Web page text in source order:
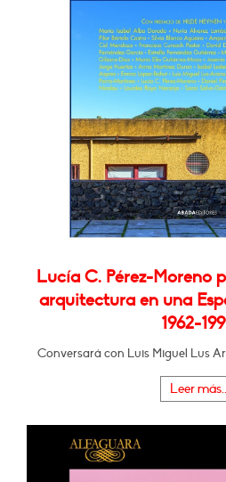
Lucía C. Pérez-Moreno
arquitectura en una
1962-
Conversará con Luis Miguel Lus
Leer